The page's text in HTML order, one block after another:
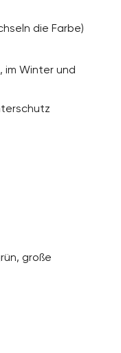
die Farbe)
im Winter und
große